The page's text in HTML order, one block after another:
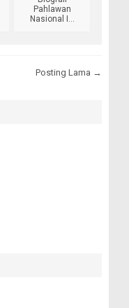
Pahlawan
Nasional I...
Posting Lama →